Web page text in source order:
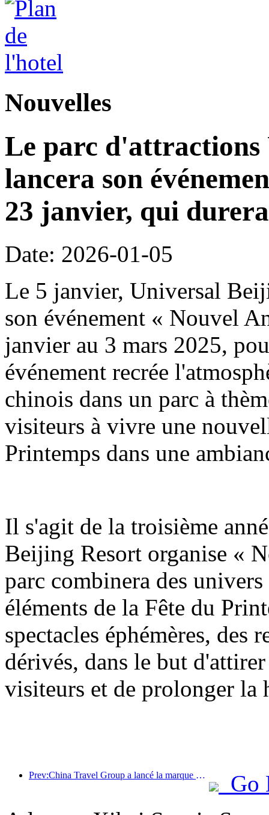
Nouvelles
Le parc d'attractions
lancera son
23 janvier, qui
Date: 2026-01-05
Le 5 janvier, Universal
son événement « Nouvel
janvier au 3 mars 2025,
événement recrée
chinois dans un parc à
visiteurs à vivre une
Printemps dans une
Il s'agit de la troisième
Beijing Resort organise «
parc combinera des
éléments de la Fête du
spectacles éphémères, des
dérivés, dans le but
visiteurs et de prolonger la
Prev:China Travel Group a lancé la marque « China Travel Good Times » pour se développer sur le marché du tourisme senior.
Go